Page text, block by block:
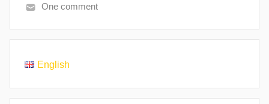
One comment
English